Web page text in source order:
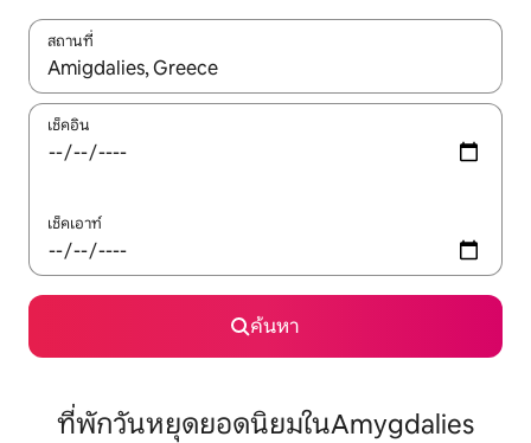
สถานที่
ใช้ลูกศรขึ้นลง หรือใช้การสัมผัสหรือปัด เพื่อสำรวจผลการค้นหา
เช็คอิน
เช็คเอาท์
ค้นหา
ที่พักวันหยุดยอดนิยมในAmygdalies